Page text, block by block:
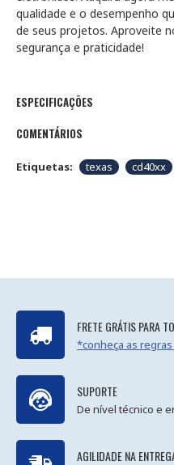
qualidade e o desempenho
de seus projetos. Aproveite
segurança e praticidade!
ESPECIFICAÇÕES
COMENTÁRIOS
Etiquetas: texas cd40xx
FRETE GRÁTIS PARA
*conheça as
SUPORTE
De nível técnico e
AGILIDADE NA